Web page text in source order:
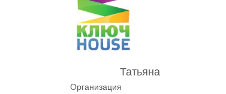
Татьяна
Организация